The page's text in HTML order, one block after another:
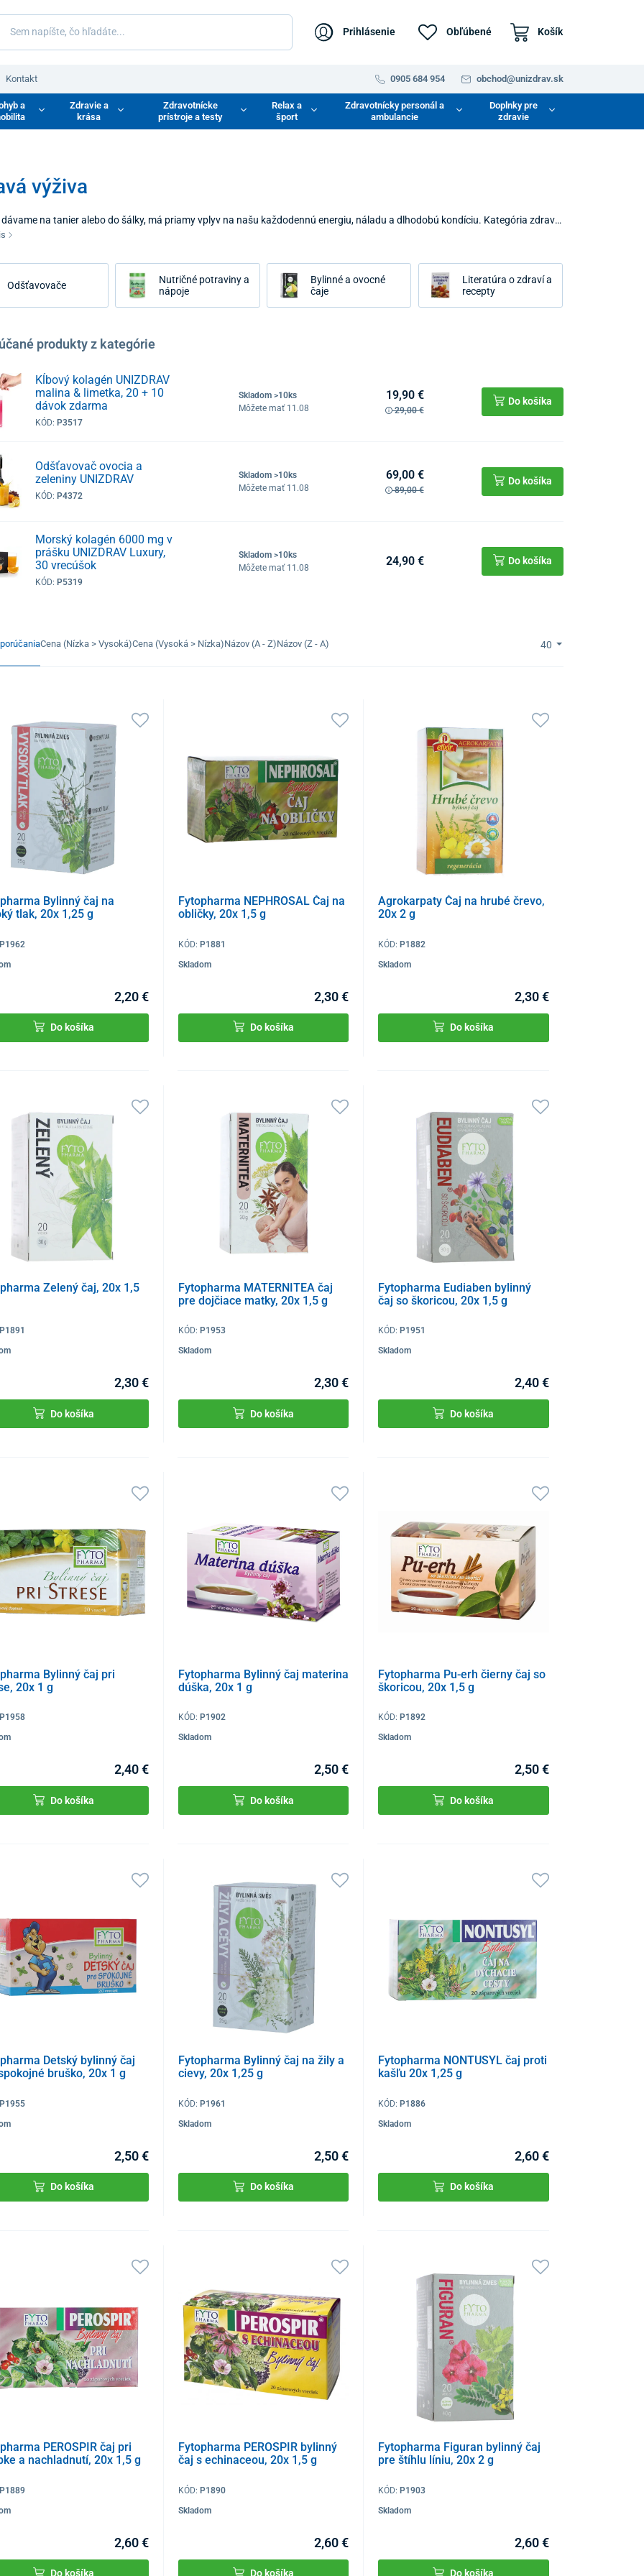
Prihlásenie Obľúbené Košík
Kontakt 0905 684 954 obchod@unizdrav.sk
a
Zdravie a
krása
Zdravotnícke
prístroje a testy
Relax a
šport
Zdravotnícky personál a
ambulancie
Doplnky pre
zdravie
výživa
dávame na tanier alebo do šálky, má priamy vplyv na našu každodennú energiu, náladu a dlhodobú kondíciu. Kategória zdravá
je len o diétach, ale o hľadaní kvalitných alternatív k bežným potravinám a o obohacovaní stravy o látky, ktoré v dnešnom
Odšťavovače
Nutričné potraviny a
nápoje
Bylinné a ovocné
čaje
Literatúra o zdraví a
recepty
produkty z kategórie
Kĺbový kolagén UNIZDRAV
malina & limetka, 20 + 10
dávok zdarma
KÓD: P3517
Skladom >10ks
Môžete mať 11.08
19,90 €
29,00 €
Do košíka
Odšťavovač ovocia a
zeleniny UNIZDRAV
KÓD: P4372
Skladom >10ks
Môžete mať 11.08
69,00 €
89,00 €
Do košíka
Morský kolagén 6000 mg v
prášku UNIZDRAV Luxury,
30 vrecúšok
KÓD: P5319
Skladom >10ks
Môžete mať 11.08
24,90 € Do košíka
Cena (Nízka > Vysoká)Cena (Vysoká > Nízka)Názov (A - Z)Názov (Z - A) 40
Bylinný čaj na
tlak, 20x 1,25 g
P1962
2,20 €
Do košíka
Fytopharma NEPHROSAL Čaj na
obličky, 20x 1,5 g
KÓD: P1881
Skladom
2,30 €
Do košíka
Agrokarpaty Čaj na hrubé črevo,
20x 2 g
KÓD:P1882
Skladom
2,30 €
Do košíka
Zelený čaj, 20x 1,5
P1891
2,30 €
Do košíka
Fytopharma MATERNITEA čaj
pre dojčiace matky, 20x 1,5 g
KÓD: P1953
Skladom
2,30 €
Do košíka
Fytopharma Eudiaben bylinný
čaj so škoricou, 20x 1,5 g
KÓD: P1951
Skladom
2,40 €
Do košíka
Bylinný čaj pri
20x 1 g
P1958
2,40 €
Do košíka
Fytopharma Bylinný čaj materina
dúška, 20x 1 g
KÓD: P1902
Skladom
2,50 €
Do košíka
Fytopharma Pu-erh čierny čaj so
škoricou, 20x 1,5 g
KÓD: P1892
Skladom
2,50 €
Do košíka
Detský bylinný čaj
bruško, 20x 1 g
P1955
2,50 €
Do košíka
Fytopharma Bylinný čaj na žily a
cievy, 20x 1,25 g
KÓD: P1961
Skladom
2,50 €
Do košíka
Fytopharma NONTUSYL čaj proti
kašľu 20x 1,25 g
KÓD: P1886
Skladom
2,60 €
Do košíka
PEROSPIR čaj pri
a nachladnutí, 20x 1,5 g
P1889
2,60 €
Do košíka
Fytopharma PEROSPIR bylinný
čaj s echinaceou, 20x 1,5 g
KÓD: P1890
Skladom
2,60 €
Do košíka
Fytopharma Figuran bylinný čaj
pre štíhlu líniu, 20x 2 g
KÓD:P1903
Skladom
2,60 €
Do košíka